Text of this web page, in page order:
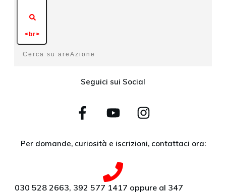
<br>
Seguici sui Social
Per domande, curiosità e iscrizioni, contattaci ora:
030 528 2663, 392 577 1417 oppure al 347